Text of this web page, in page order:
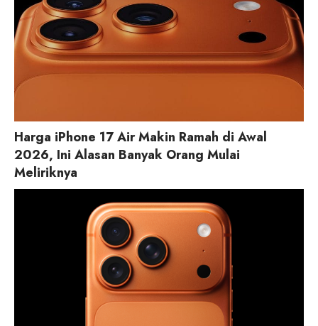
Harga iPhone 17 Air Makin Ramah di Awal
2026, Ini Alasan Banyak Orang Mulai
Meliriknya